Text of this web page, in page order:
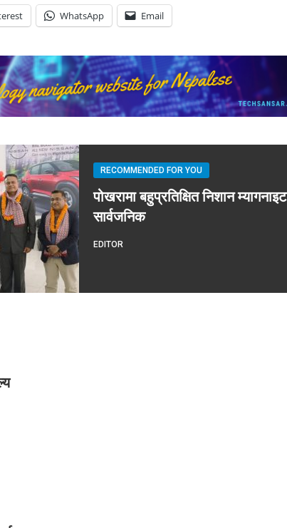
WhatsApp Email
RECOMMENDED FOR YOU
पोखरामा बहुप्रतिक्षित निशान म्यागनाइट
सार्वजनिक
EDITOR